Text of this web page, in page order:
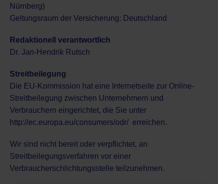
Nürnberg)
Geltungsraum der Versicherung: Deutschland
Redaktionell verantwortlich
Dr. Jan-Hendrik Rutsch
Streitbeilegung
Die EU-Kommission hat eine Internetseite zur Online-
Streitbeilegung zwischen Unternehmern und
Verbrauchern eingerichtet, die Sie unter
http://ec.europa.eu/consumers/odr/ erreichen.
Wir sind nicht bereit oder verpflichtet, an
Streitbeilegungsverfahren vor einer
Verbraucherschlichtungsstelle teilzunehmen.